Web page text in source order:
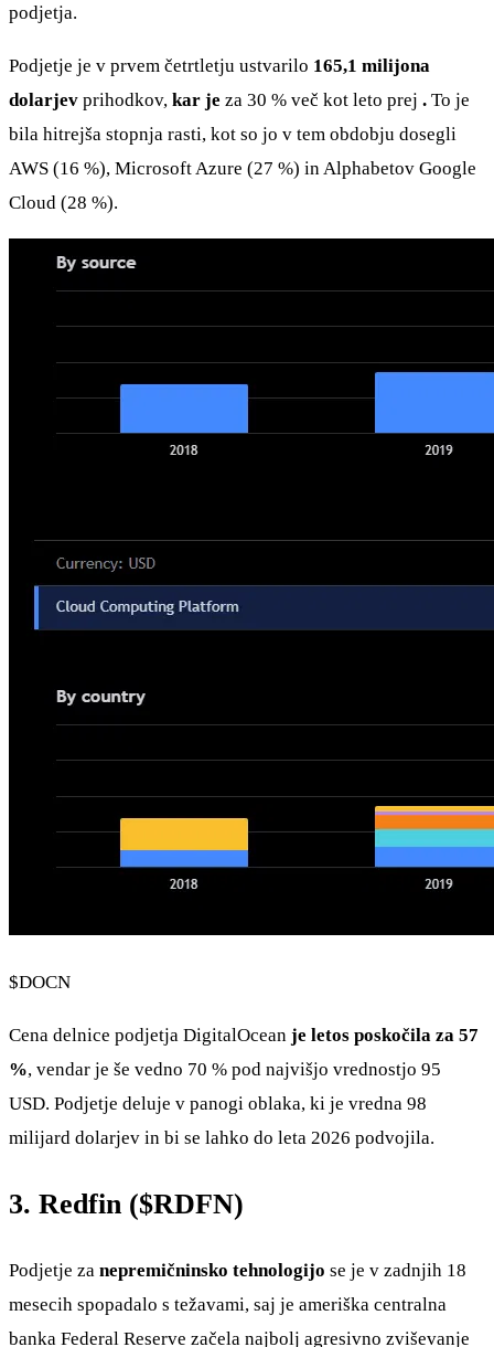
podjetja.
Podjetje je v prvem četrtletju ustvarilo 165,1 milijona
dolarjev prihodkov, kar je za 30 % več kot leto prej . To je
bila hitrejša stopnja rasti, kot so jo v tem obdobju dosegli
AWS (16 %), Microsoft Azure (27 %) in Alphabetov Google
Cloud (28 %).
$DOCN
Cena delnice podjetja DigitalOcean je letos poskočila za 57
%, vendar je še vedno 70 % pod najvišjo vrednostjo 95
USD. Podjetje deluje v panogi oblaka, ki je vredna 98
milijard dolarjev in bi se lahko do leta 2026 podvojila.
3. Redfin ($RDFN)
Podjetje za nepremičninsko tehnologijo se je v zadnjih 18
mesecih spopadalo s težavami, saj je ameriška centralna
banka Federal Reserve začela najbolj agresivno zviševanje